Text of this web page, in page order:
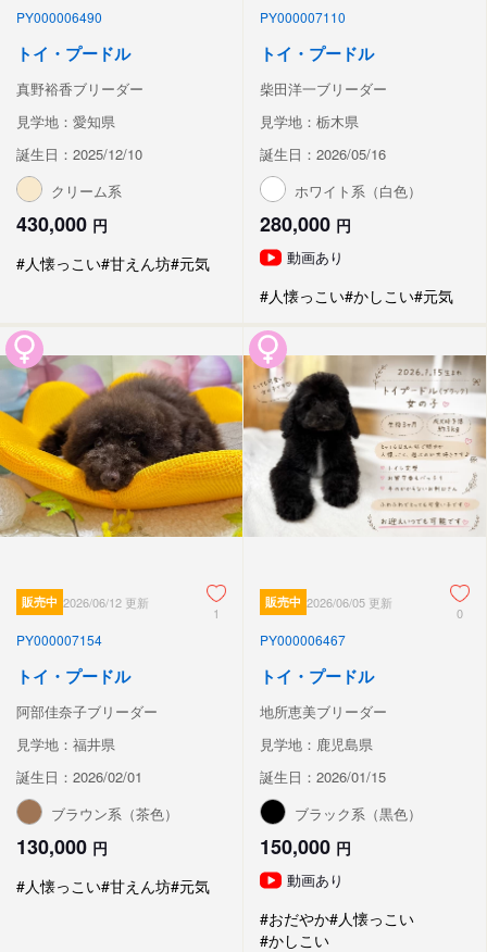
PY000006490
トイ・プードル
真野裕香ブリーダー
見学地：愛知県
誕生日：2025/12/10
クリーム系
430,000 円
#人懐っこい#甘えん坊#元気
PY000007110
トイ・プードル
柴田洋一ブリーダー
見学地：栃木県
誕生日：2026/05/16
ホワイト系（白色）
280,000 円
動画あり
#人懐っこい#かしこい#元気
販売中 2026/06/12 更新
1
PY000007154
トイ・プードル
阿部佳奈子ブリーダー
見学地：福井県
誕生日：2026/02/01
ブラウン系（茶色）
130,000 円
#人懐っこい#甘えん坊#元気
販売中 2026/06/05 更新
0
PY000006467
トイ・プードル
地所恵美ブリーダー
見学地：鹿児島県
誕生日：2026/01/15
ブラック系（黒色）
150,000 円
動画あり
#おだやか#人懐っこい
#かしこい